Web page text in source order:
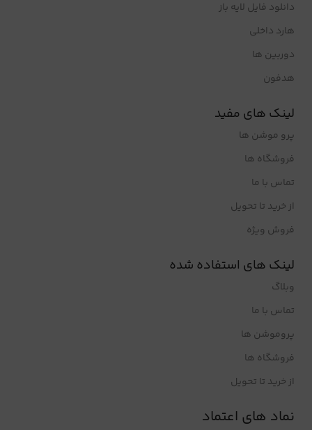
دانلود فایل لایه باز
هارد داخلی
دوربین ها
هدفون
لینک های مفید
پرو موشن ها
فروشگاه ها
تماس با ما
از خرید تا تحویل
فروش ویژه
لینک های استفاده شده
وبلاگ
تماس با ما
پروموشن ها
فروشگاه ها
از خرید تا تحویل
نماد های اعتماد